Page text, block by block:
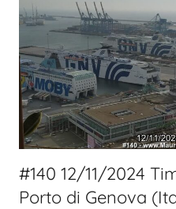
#140 12/11/2024
Porto di Genova